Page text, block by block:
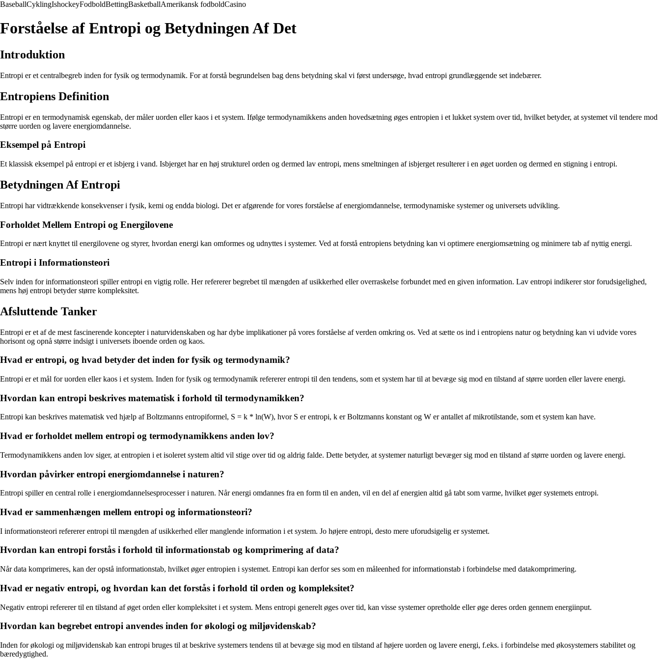
BaseballCyklingIshockeyFodboldBettingBasketballAmerikansk fodboldCasino
Forståelse af Entropi og Betydningen Af Det
Introduktion
Entropi er et centralbegreb inden for fysik og termodynamik. For at forstå begrundelsen bag dens betydning skal vi først undersøge, hvad entropi grundlæggende set indebærer.
Entropiens Definition
Entropi er en termodynamisk egenskab, der måler uorden eller kaos i et system. Ifølge termodynamikkens anden hovedsætning øges entropien i et lukket system over tid, hvilket betyder, at systemet vil tendere mod
større uorden og lavere energiomdannelse.
Eksempel på Entropi
Et klassisk eksempel på entropi er et isbjerg i vand. Isbjerget har en høj strukturel orden og dermed lav entropi, mens smeltningen af isbjerget resulterer i en øget uorden og dermed en stigning i entropi.
Betydningen Af Entropi
Entropi har vidtrækkende konsekvenser i fysik, kemi og endda biologi. Det er afgørende for vores forståelse af energiomdannelse, termodynamiske systemer og universets udvikling.
Forholdet Mellem Entropi og Energilovene
Entropi er nært knyttet til energilovene og styrer, hvordan energi kan omformes og udnyttes i systemer. Ved at forstå entropiens betydning kan vi optimere energiomsætning og minimere tab af nyttig energi.
Entropi i Informationsteori
Selv inden for informationsteori spiller entropi en vigtig rolle. Her refererer begrebet til mængden af usikkerhed eller overraskelse forbundet med en given information. Lav entropi indikerer stor forudsigelighed,
mens høj entropi betyder større kompleksitet.
Afsluttende Tanker
Entropi er et af de mest fascinerende koncepter i naturvidenskaben og har dybe implikationer på vores forståelse af verden omkring os. Ved at sætte os ind i entropiens natur og betydning kan vi udvide vores
horisont og opnå større indsigt i universets iboende orden og kaos.
Hvad er entropi, og hvad betyder det inden for fysik og termodynamik?
Entropi er et mål for uorden eller kaos i et system. Inden for fysik og termodynamik refererer entropi til den tendens, som et system har til at bevæge sig mod en tilstand af større uorden eller lavere energi.
Hvordan kan entropi beskrives matematisk i forhold til termodynamikken?
Entropi kan beskrives matematisk ved hjælp af Boltzmanns entropiformel, S = k * ln(W), hvor S er entropi, k er Boltzmanns konstant og W er antallet af mikrotilstande, som et system kan have.
Hvad er forholdet mellem entropi og termodynamikkens anden lov?
Termodynamikkens anden lov siger, at entropien i et isoleret system altid vil stige over tid og aldrig falde. Dette betyder, at systemer naturligt bevæger sig mod en tilstand af større uorden og lavere energi.
Hvordan påvirker entropi energiomdannelse i naturen?
Entropi spiller en central rolle i energiomdannelsesprocesser i naturen. Når energi omdannes fra en form til en anden, vil en del af energien altid gå tabt som varme, hvilket øger systemets entropi.
Hvad er sammenhængen mellem entropi og informationsteori?
I informationsteori refererer entropi til mængden af usikkerhed eller manglende information i et system. Jo højere entropi, desto mere uforudsigelig er systemet.
Hvordan kan entropi forstås i forhold til informationstab og komprimering af data?
Når data komprimeres, kan der opstå informationstab, hvilket øger entropien i systemet. Entropi kan derfor ses som en måleenhed for informationstab i forbindelse med datakomprimering.
Hvad er negativ entropi, og hvordan kan det forstås i forhold til orden og kompleksitet?
Negativ entropi refererer til en tilstand af øget orden eller kompleksitet i et system. Mens entropi generelt øges over tid, kan visse systemer opretholde eller øge deres orden gennem energiinput.
Hvordan kan begrebet entropi anvendes inden for økologi og miljøvidenskab?
Inden for økologi og miljøvidenskab kan entropi bruges til at beskrive systemers tendens til at bevæge sig mod en tilstand af højere uorden og lavere energi, f.eks. i forbindelse med økosystemers stabilitet og
bæredygtighed.